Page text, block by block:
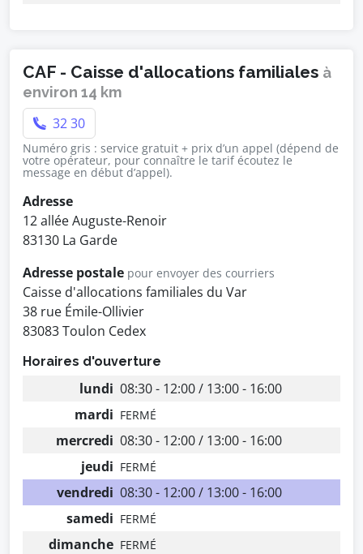
CAF - Caisse d'allocations familiales à
environ 14 km
32 30
Numéro gris : service gratuit + prix d’un appel (dépend de
votre opérateur, pour connaître le tarif écoutez le
message en début d’appel).
Adresse
12 allée Auguste-Renoir
83130 La Garde
Adresse postale pour envoyer des courriers
Caisse d'allocations familiales du Var
38 rue Émile-Ollivier
83083 Toulon Cedex
Horaires d'ouverture
lundi 08:30 - 12:00 / 13:00 - 16:00
mardi FERMÉ
mercredi 08:30 - 12:00 / 13:00 - 16:00
jeudi FERMÉ
vendredi 08:30 - 12:00 / 13:00 - 16:00
samedi FERMÉ
dimanche FERMÉ